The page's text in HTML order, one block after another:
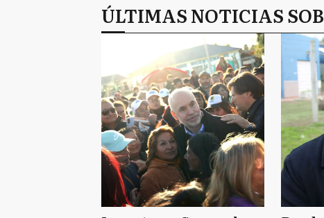
ÚLTIMAS NOTICIAS